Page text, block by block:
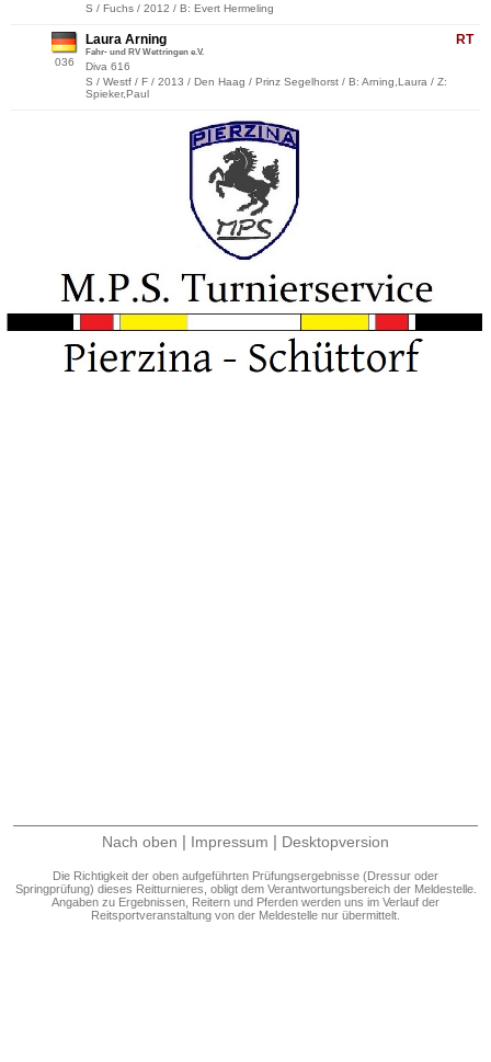
S / Fuchs / 2012 / B: Evert Hermeling
036
RT
Laura Arning
Fahr- und RV Wettringen e.V.
Diva 616
S / Westf / F / 2013 / Den Haag / Prinz Segelhorst / B: Arning,Laura / Z:
Spieker,Paul
Nach oben | Impressum | Desktopversion
Die Richtigkeit der oben aufgeführten Prüfungsergebnisse (Dressur oder
Springprüfung) dieses Reitturnieres, obligt dem Verantwortungsbereich der Meldestelle.
Angaben zu Ergebnissen, Reitern und Pferden werden uns im Verlauf der
Reitsportveranstaltung von der Meldestelle nur übermittelt.